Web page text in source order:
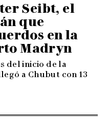
Seibt, el
que
en la
Madryn
del inicio de la
a Chubut con 13